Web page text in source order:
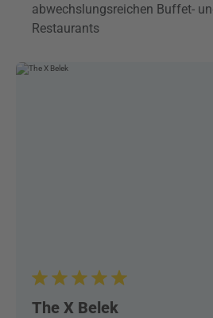
abwechslungsreichen Buffet-
Restaurants
The X Belek